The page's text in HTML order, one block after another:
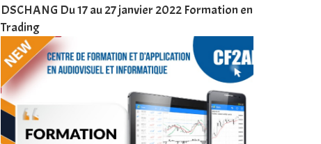
DSCHANG Du 17 au 27 janvier 2022 Formation en
Trading
Cameroun